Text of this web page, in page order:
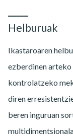
Helburuak
Ikastaroaren
ezberdinen
kontrolatzeko
diren
beren inguruan